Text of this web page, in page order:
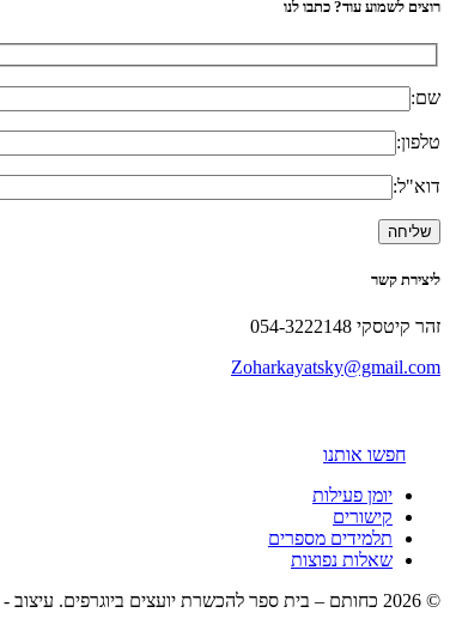
רוצים לשמוע עוד? כתבו לנו
שם:
טלפון:
דוא"ל:
ליצירת קשר
זהר קיטסקי 054-3222148
Zoharkayatsky@gmail.com
חפשו אותנו
יומן פעילות
קישורים
תלמידים מספרים
שאלות נפוצות
© 2026 כחותם – בית ספר להכשרת יועצים ביוגרפים. עיצוב -